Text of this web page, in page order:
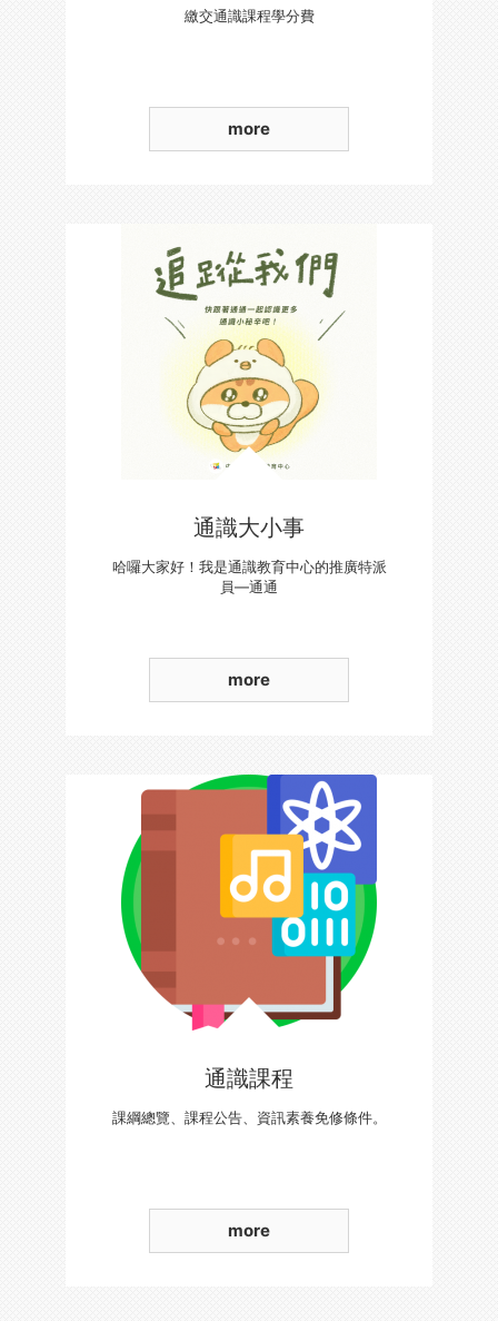
繳交通識課程學分費
more
通識大小事
哈囉大家好！我是通識教育中心的推廣特派
員—通通
more
通識課程
課綱總覽、課程公告、資訊素養免修條件。
more